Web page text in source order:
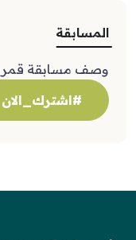
المسابقة
وصف مسابقة قمر
#اشترك_الان